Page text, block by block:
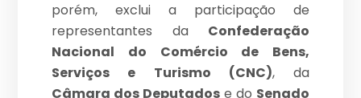
porém, exclui a participação de
representantes da Confederação
Nacional do Comércio de Bens,
Serviços e Turismo (CNC), da
Câmara dos Deputados e do Senado